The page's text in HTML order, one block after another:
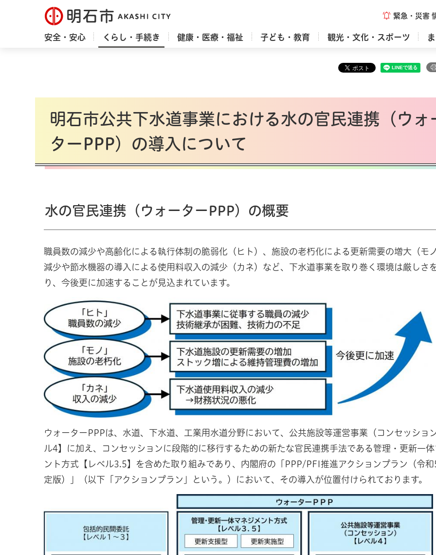
明石市 緊急・災害
安全・安心 くらし・手続き 健康・医療・福祉 子ども・教育 観光・文化・スポーツ
明石市公共下水道事業における水の官民連携（ウォ
ターPPP）の導入について
水の官民連携（ウォーターPPP）の概要
職員数の減少や高齢化による執行体制の脆弱化（ヒト）、施設の老朽化による更新需要の増大（モ
減少や節水機器の導入による使用料収入の減少（カネ）など、下水道事業を取り巻く環境は厳しさ
り、今後更に加速することが見込まれています。
ウォーターPPPは、水道、下水道、工業用水道分野において、公共施設等運営事業（コンセッショ
ル4】に加え、コンセッションに段階的に移行するための新たな官民連携手法である管理・更新一
ント方式【レベル3.5】を含めた取り組みであり、内閣府の「PPP/PFI推進アクションプラン（令
定版）」（以下「アクションプラン」という。）において、その導入が位置付けられております。